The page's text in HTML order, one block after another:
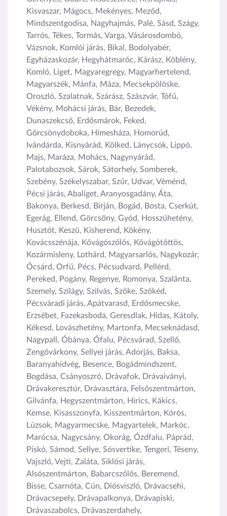
Kisvaszar, Mágocs, Mekényes, Meződ,
Mindszentgodisa, Nagyhajmás, Palé, Sásd, Szágy,
Tarrós, Tékes, Tormás, Varga, Vásárosdombó,
Vázsnok, Komlói járás, Bikal, Bodolyabér,
Egyházaskozár, Hegyhátmaróc, Kárász, Köblény,
Komló, Liget, Magyaregregy, Magyarhertelend,
Magyarszék, Mánfa, Máza, Mecsekpölöske,
Oroszló, Szalatnak, Szárász, Szászvár, Tófű,
Vékény, Mohácsi járás, Bár, Bezedek,
Dunaszekcső, Erdősmárok, Feked,
Görcsönydoboka, Himesháza, Homorúd,
Ivándárda, Kisnyárád, Kölked, Lánycsók, Lippó,
Majs, Maráza, Mohács, Nagynyárád,
Palotabozsok, Sárok, Sátorhely, Somberek,
Szebény, Székelyszabar, Szűr, Udvar, Véménd,
Pécsi járás, Abaliget, Aranyosgadány, Áta,
Bakonya, Berkesd, Birján, Bogád, Bosta, Cserkút,
Egerág, Ellend, Görcsöny, Gyód, Hosszúhetény,
Husztót, Keszü, Kisherend, Kökény,
Kovácsszénája, Kővágószőlős, Kővágótöttös,
Kozármisleny, Lothárd, Magyarsarlós, Nagykozár,
Ócsárd, Orfű, Pécs, Pécsudvard, Pellérd,
Pereked, Pogány, Regenye, Romonya, Szalánta,
Szemely, Szilágy, Szilvás, Szőke, Szőkéd,
Pécsváradi járás, Apátvarasd, Erdősmecske,
Erzsébet, Fazekasboda, Geresdlak, Hidas, Kátoly,
Kékesd, Lovászhetény, Martonfa, Mecseknádasd,
Nagypall, Óbánya, Ófalu, Pécsvárad, Szellő,
Zengővárkony, Sellyei járás, Adorjás, Baksa,
Baranyahídvég, Besence, Bogádmindszent,
Bogdása, Csányoszró, Drávafok, Drávaiványi,
Drávakeresztúr, Drávasztára, Felsőszentmárton,
Gilvánfa, Hegyszentmárton, Hirics, Kákics,
Kemse, Kisasszonyfa, Kisszentmárton, Kórós,
Lúzsok, Magyarmecske, Magyartelek, Markóc,
Marócsa, Nagycsány, Okorág, Ózdfalu, Páprád,
Piskó, Sámod, Sellye, Sósvertike, Tengeri, Téseny,
Vajszló, Vejti, Zaláta, Siklósi járás,
Alsószentmárton, Babarcszőlős, Beremend,
Bisse, Csarnóta, Cún, Diósviszló, Drávacsehi,
Drávacsepely, Drávapalkonya, Drávapiski,
Drávaszabolcs, Drávaszerdahely,